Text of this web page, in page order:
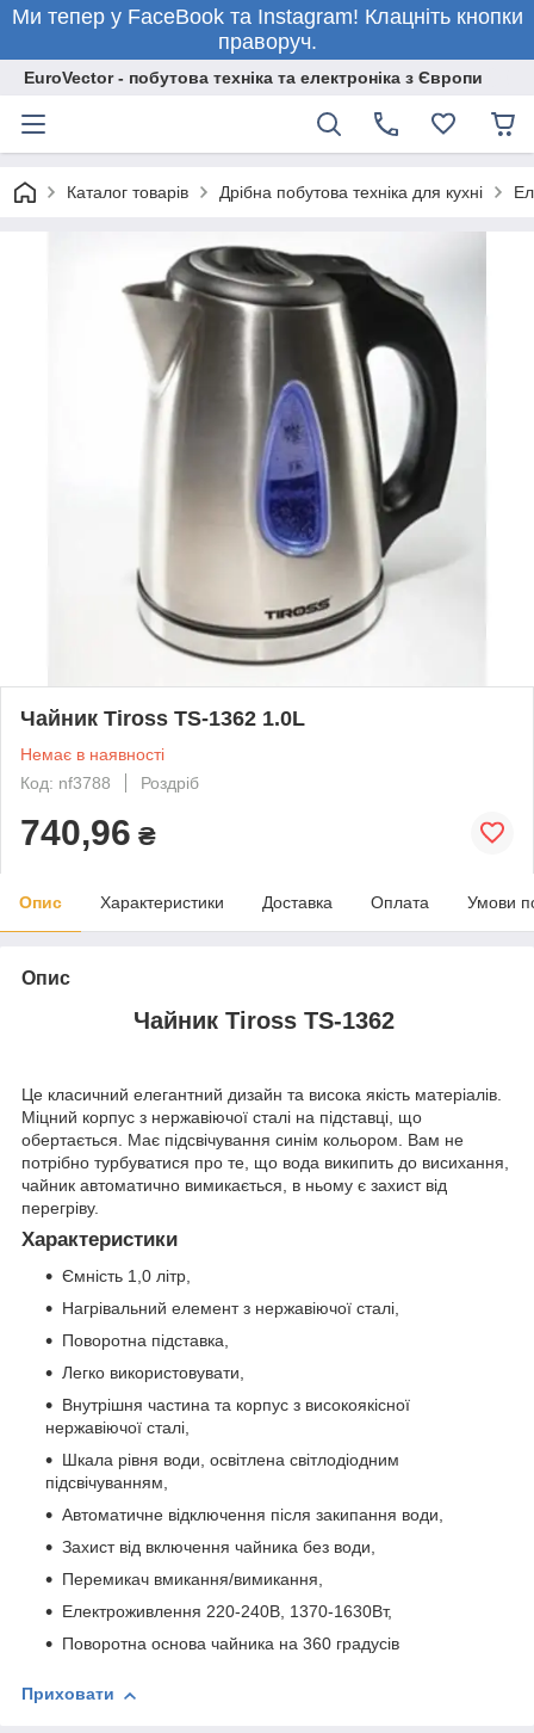
Ми тепер у FaceBook та Instagram! Клацніть кнопки
праворуч.
EuroVector - побутова техніка та електроніка з Європи
Каталог товарів Дрібна побутова техніка для кухні
Чайник Tiross TS-1362 1.0L
Немає в наявності
Код: nf3788
Роздріб
740,96 ₴
Опис Характеристики Доставка Оплата Умови
Опис
Чайник Tiross TS-1362
Це класичний елегантний дизайн та висока якість матеріалів.
Міцний корпус з нержавіючої сталі на підставці, що
обертається. Має підсвічування синім кольором. Вам не
потрібно турбуватися про те, що вода википить до висихання,
чайник автоматично вимикається, в ньому є захист від
перегріву.
Характеристики
Ємність 1,0 літр,
Нагрівальний елемент з нержавіючої сталі,
Поворотна підставка,
Легко використовувати,
Внутрішня частина та корпус з високоякісної
нержавіючої сталі,
Шкала рівня води, освітлена світлодіодним
підсвічуванням,
Автоматичне відключення після закипання води,
Захист від включення чайника без води,
Перемикач вмикання/вимикання,
Електроживлення 220-240В, 1370-1630Вт,
Поворотна основа чайника на 360 градусів
Приховати